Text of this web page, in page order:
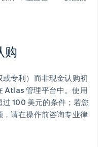
购
专利）而非现金认购初
Atlas 管理平台中。使用
100 美元的条件；若您
请在操作前咨询专业律